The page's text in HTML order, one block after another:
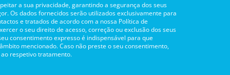
a sua privacidade, garantindo a segurança dos seus
Os dados fornecidos serão utilizados exclusivamente para
e tratados de acordo com a nossa Política de
o seu direito de acesso, correção ou exclusão dos seus
consentimento expresso é indispensável para que
mencionado. Caso não preste o seu consentimento,
respetivo tratamento.